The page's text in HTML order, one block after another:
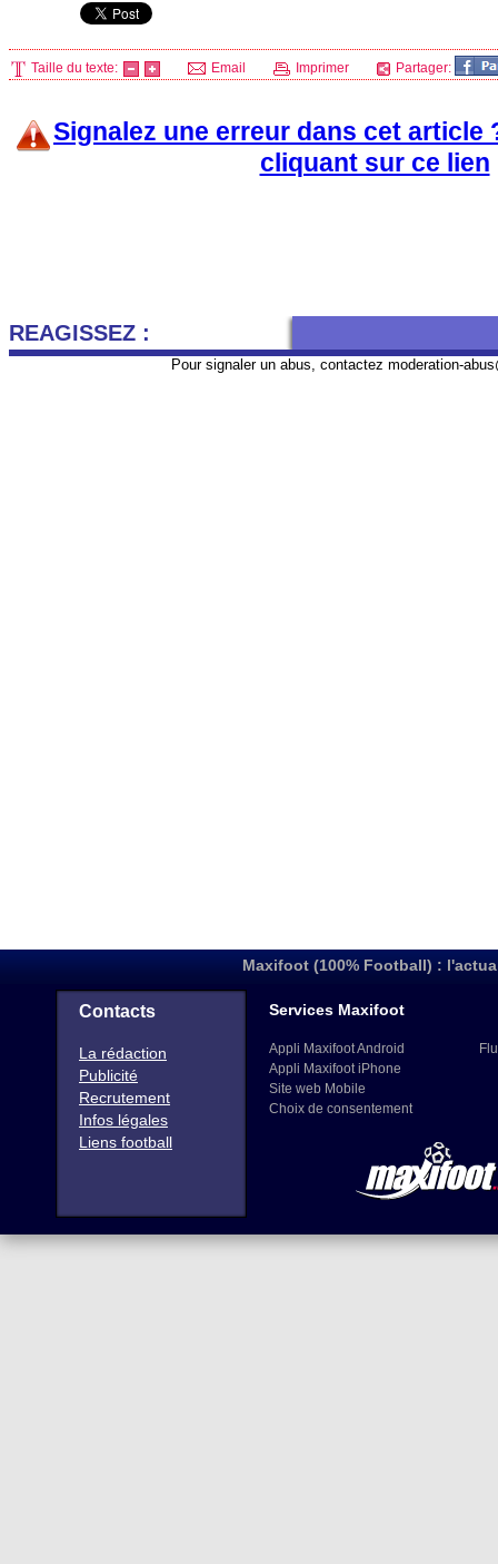
Taille du texte: Email Imprimer Partager:
Signalez une erreur dans cet article
cliquant sur ce lien
REAGISSEZ :
Pour signaler un abus, contactez moderation-
Maxifoot (100% Football) :
Contacts
La rédaction
Publicité
Recrutement
Infos légales
Liens football
Services Maxifoot
Appli Maxifoot Android
Appli Maxifoot iPhone
Site web Mobile
Choix de consentement